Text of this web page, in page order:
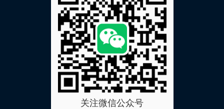
关注微信公众号